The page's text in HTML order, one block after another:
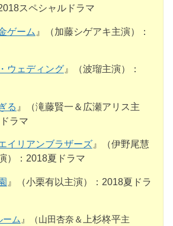
スペシャルドラマ
ゲーム 』（加藤シゲアキ主演）：
ウェディング』（波瑠主演）：
る 』（滝藤賢一＆広瀬アリス主
ラマ
イリアンブラザーズ』（伊野尾慧
）：2018夏ドラマ
』（小栗有以主演）：2018夏ドラ
ーム 』（山田杏奈＆ 上杉柊平主